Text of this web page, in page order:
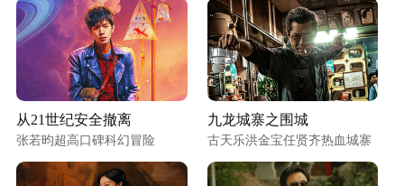
从21世纪安全撤离
张若昀超高口碑科幻冒险
九龙城寨之围城
古天乐洪金宝任贤齐热血城寨